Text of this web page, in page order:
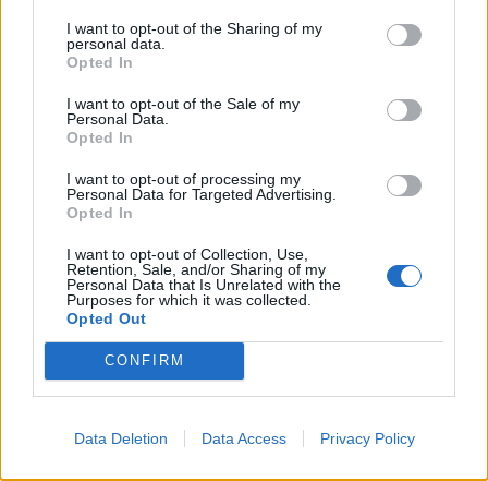
I want to opt-out of the Sharing of my
personal data.
Opted In
I want to opt-out of the Sale of my
Personal Data.
Opted In
I want to opt-out of processing my
Personal Data for Targeted Advertising.
Opted In
I want to opt-out of Collection, Use,
Retention, Sale, and/or Sharing of my
Personal Data that Is Unrelated with the
Purposes for which it was collected.
Opted Out
CONFIRM
Data Deletion Data Access Privacy Policy
a jövőre 15. születésnapját ünneplő Fűzy Pilates
Szombathely. A Géfin Gyula utcai stúdiótól pár lésére,
egyéni Pilates órák mellett az ízületi- és mozgásszervi
fájdalmak célzott terápiája is elérhető. A stúdióvezető
Fűzy Gáborral beszélgettünk.